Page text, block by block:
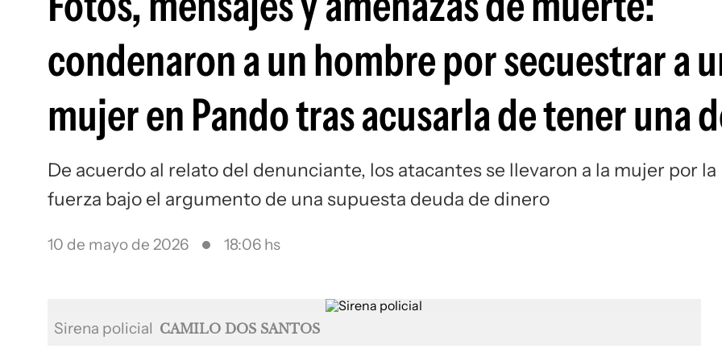
condenaron a un hombre por secuestrar a
mujer en Pando tras acusarla de tener una
De acuerdo al relato del denunciante, los atacantes se llevaron a la mujer por la
fuerza bajo el argumento de una supuesta deuda de dinero
10 de mayo de 2026 18:06 hs
Sirena policial CAMILO DOS SANTOS